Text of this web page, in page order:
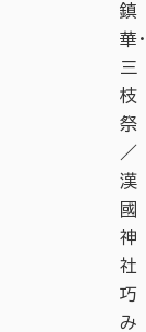
鎮
華・
三
枝
祭
／
漢
國
神
社
巧
み